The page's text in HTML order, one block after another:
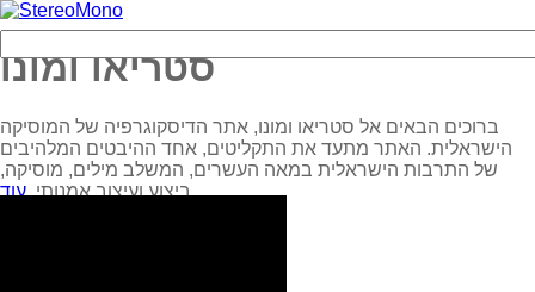
סטריאו ומונו
ברוכים הבאים אל סטריאו ומונו, אתר הדיסקוגרפיה של המוסיקה
הישראלית. האתר מתעד את התקליטים, אחד ההיבטים המלהיבים
של התרבות הישראלית במאה העשרים, המשלב מילים, מוסיקה,
ביצוע ועיצוב אמנותי.עוד...